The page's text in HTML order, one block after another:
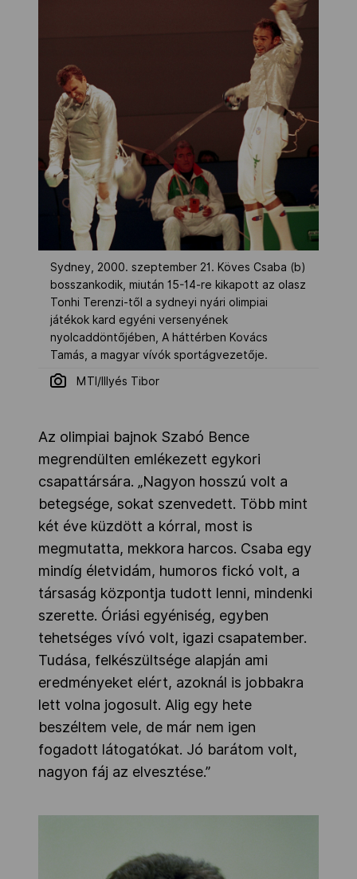
Sydney, 2000. szeptember 21. Köves Csaba (b)
bosszankodik, miután 15-14-re kikapott az olasz
Tonhi Terenzi-től a sydneyi nyári olimpiai
játékok kard egyéni versenyének
nyolcaddöntőjében, A háttérben Kovács
Tamás, a magyar vívók sportágvezetője.
MTI/Illyés Tibor
Az olimpiai bajnok Szabó Bence
megrendülten emlékezett egykori
csapattársára. „Nagyon hosszú volt a
betegsége, sokat szenvedett. Több mint
két éve küzdött a kórral, most is
megmutatta, mekkora harcos. Csaba egy
mindíg életvidám, humoros fickó volt, a
társaság központja tudott lenni, mindenki
szerette. Óriási egyéniség, egyben
tehetséges vívó volt, igazi csapatember.
Tudása, felkészültsége alapján ami
eredményeket elért, azoknál is jobbakra
lett volna jogosult. Alig egy hete
beszéltem vele, de már nem igen
fogadott látogatókat. Jó barátom volt,
nagyon fáj az elvesztése.”